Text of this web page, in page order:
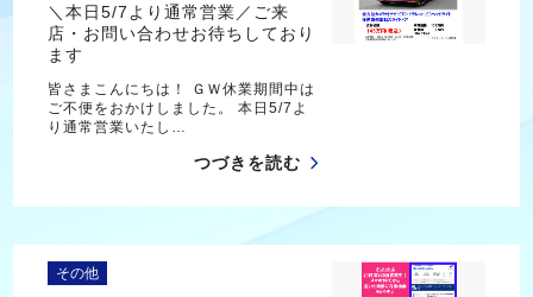
＼本日5/7より通常営業／ご来
店・お問い合わせお待ちしており
ます
皆さまこんにちは！ ＧＷ休業期間中は
ご不便をおかけしました。 本日5/7よ
り通常営業いたし…
つづきを読む
その他